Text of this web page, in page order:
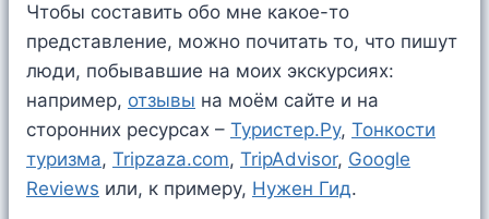
Чтобы составить обо мне какое-то
представление, можно почитать то, что пишут
люди, побывавшие на моих экскурсиях:
например, отзывы на моём сайте и на
сторонних ресурсах – Туристер.Ру, Тонкости
туризма, Tripzaza.com, TripAdvisor, Google
Reviews или, к примеру, Нужен Гид.